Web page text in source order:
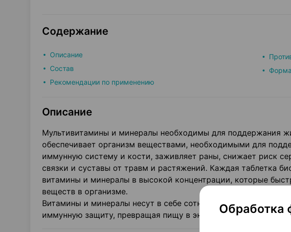
Содержание
Описание
Состав
Рекомендации по применению
Описание
Мультивитамины и минералы необходимы для поддержания
обеспечивает организм веществами, необходимыми для
иммунную систему и кости, заживляет раны, снижает риск
связки и суставы от травм и растяжений. Каждая таблетка
витамины и минералы в высокой концентрации, которые
веществ в организме.
Витамины и минералы несут в себе сотни функциональных
иммунную защиту, превращая пищу в энергию, иОбработка